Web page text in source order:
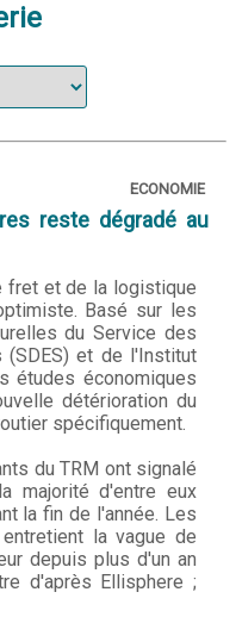
ECONOMIE
reste dégradé au
fret et de la logistique
Basé sur les
du Service des
et de l'Institut
études économiques
détérioration du
spécifiquement.
du TRM ont signalé
majorité d'entre eux
la fin de l'année. Les
la vague de
depuis plus d'un an
d'après Ellisphere ;